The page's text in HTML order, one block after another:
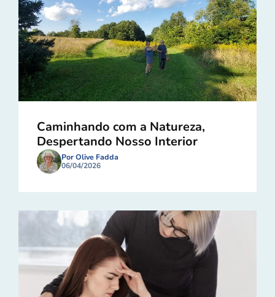
Caminhando com a Natureza,
Despertando Nosso Interior
Por Olive Fadda
06/04/2026